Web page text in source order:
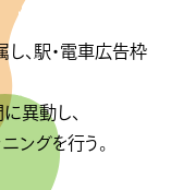
、駅・電車広告枠
異動し、
ングを行う。